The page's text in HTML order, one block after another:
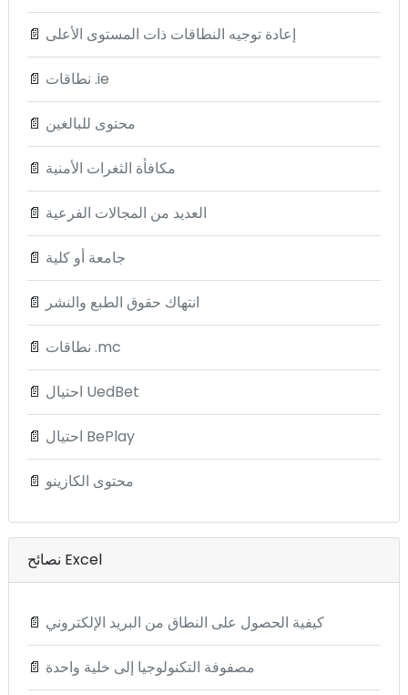
📄 إعادة توجيه النطاقات ذات المستوى الأعلى
📄 نطاقات .ie
📄 محتوى للبالغين
📄 مكافأة الثغرات الأمنية
📄 العديد من المجالات الفرعية
📄 جامعة أو كلية
📄 انتهاك حقوق الطبع والنشر
📄 نطاقات .mc
📄 احتيال UedBet
📄 احتيال BePlay
📄 محتوى الكازينو
نصائح Excel
📄 كيفية الحصول على النطاق من البريد الإلكتروني
📄 مصفوفة التكنولوجيا إلى خلية واحدة